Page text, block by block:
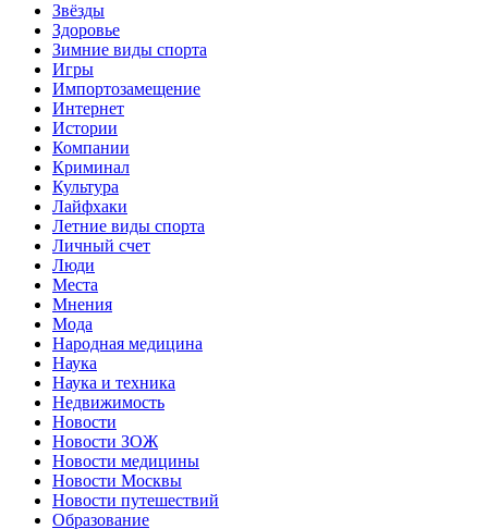
Звёзды
Здоровье
Зимние виды спорта
Игры
Импортозамещение
Интернет
Истории
Компании
Криминал
Культура
Лайфхаки
Летние виды спорта
Личный счет
Люди
Места
Мнения
Мода
Народная медицина
Наука
Наука и техника
Недвижимость
Новости
Новости ЗОЖ
Новости медицины
Новости Москвы
Новости путешествий
Образование